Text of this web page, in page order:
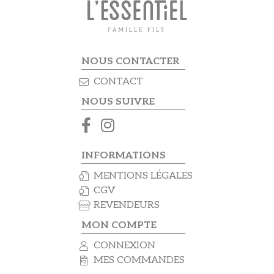
NOUS CONTACTER
CONTACT
NOUS SUIVRE
MON COMPTE
CONNEXION
MES COMMANDES
INFORMATIONS
MENTIONS LÉGALES
CGV
REVENDEURS